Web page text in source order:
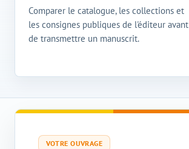
Comparer le catalogue, les collections et
les consignes publiques de l'éditeur avant
de transmettre un manuscrit.
VOTRE OUVRAGE